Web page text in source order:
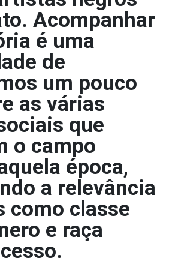
Acompanhar
é uma
de
um pouco
as várias
que
o campo
época,
a relevância
como classe
e raça